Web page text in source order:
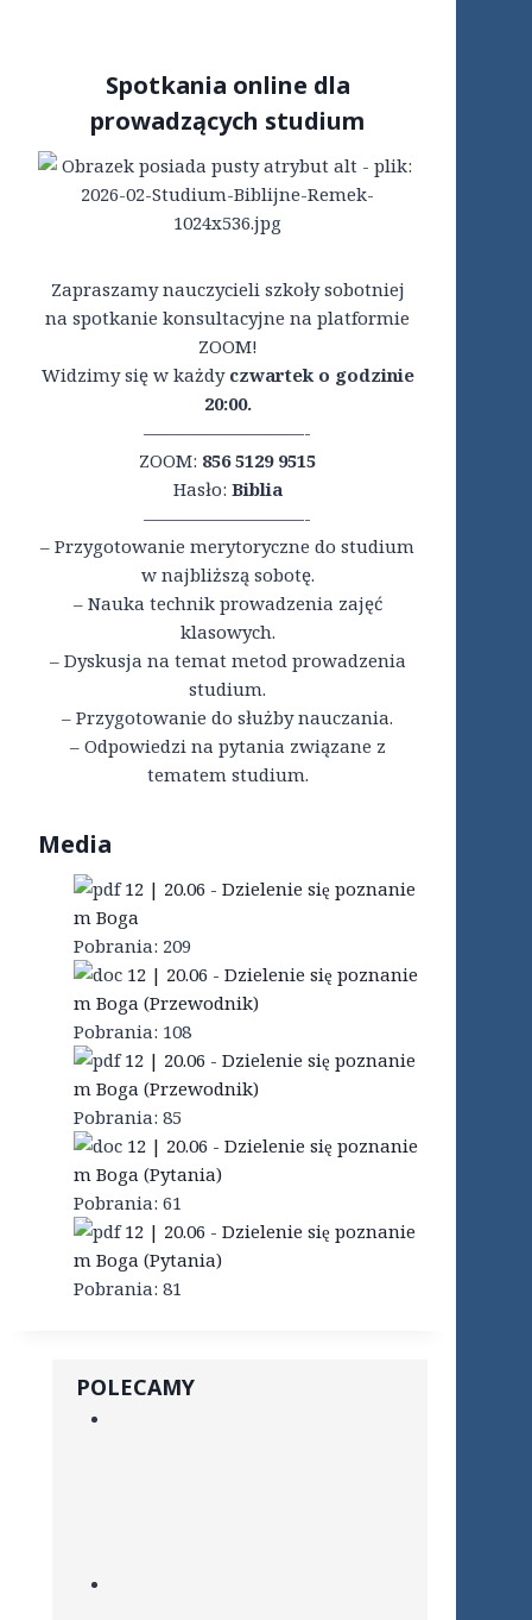
Spotkania online dla
prowadzących studium
Zapraszamy nauczycieli szkoły sobotniej
na spotkanie konsultacyjne na platformie
ZOOM!
Widzimy się w każdy czwartek o godzinie
20:00.
—————————-
ZOOM: 856 5129 9515
Hasło: Biblia
—————————-
– Przygotowanie merytoryczne do studium
w najbliższą sobotę.
– Nauka technik prowadzenia zajęć
klasowych.
– Dyskusja na temat metod prowadzenia
studium.
– Przygotowanie do służby nauczania.
– Odpowiedzi na pytania związane z
tematem studium.
Media
12 | 20.06 - Dzielenie się poznanie
m Boga
Pobrania: 209
12 | 20.06 - Dzielenie się poznanie
m Boga (Przewodnik)
Pobrania: 108
12 | 20.06 - Dzielenie się poznanie
m Boga (Przewodnik)
Pobrania: 85
12 | 20.06 - Dzielenie się poznanie
m Boga (Pytania)
Pobrania: 61
12 | 20.06 - Dzielenie się poznanie
m Boga (Pytania)
Pobrania: 81
POLECAMY